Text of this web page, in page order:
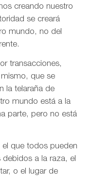
creando nuestro
se creará
mundo, no del
transacciones,
que se
la telaraña de
mundo está a la
parte, pero no está
que todos pueden
debidos a la raza, el
o el lugar de